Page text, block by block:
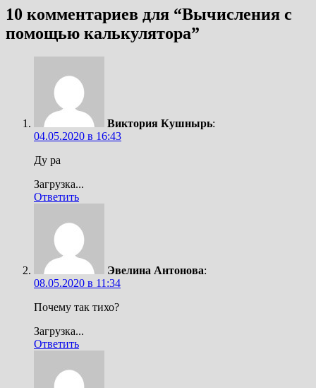
10 комментариев для “Вычисления с
помощью калькулятора”
Виктория Кушнырь:
04.05.2020 в 16:43
Ду ра
Загрузка...
Ответить
Эвелина Антонова:
08.05.2020 в 11:34
Почему так тихо?
Загрузка...
Ответить